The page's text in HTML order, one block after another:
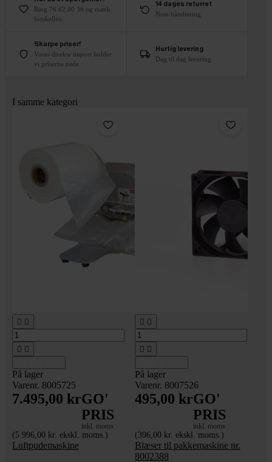
Ring 76 62 00 36 og mærk
forskellen.
14 dages returret
Nem håndtering
Skarpe priser!
Vores direkte import holder
vi priserne nede.
Hurtig levering
Dag til dag levering
I samme kategori
 
 
På lager
Varenr. 8005725
7.495,00 krGO'
PRIS
inkl. moms
(5.996,00 kr. ekskl. moms.)
Luftpudemaskine
 
 
På lager
Varenr. 8007526
495,00 krGO'
PRIS
inkl. moms
(396,00 kr. ekskl. moms.)
Blæser til pakkemaskine nr.
8002388